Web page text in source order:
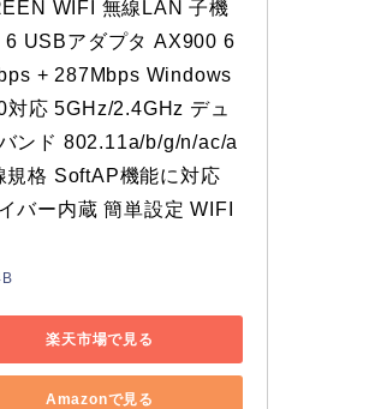
WIFI 無線LAN 子機
6 USBアダプタ AX900 6
+ 287Mbps Windows
対応 5GHz/2.4GHz デュ
ンド 802.11a/b/g/n/ac/a
規格 SoftAP機能に対応
バー内蔵 簡単設定 WIFI
楽天市場で見る
Amazonで見る